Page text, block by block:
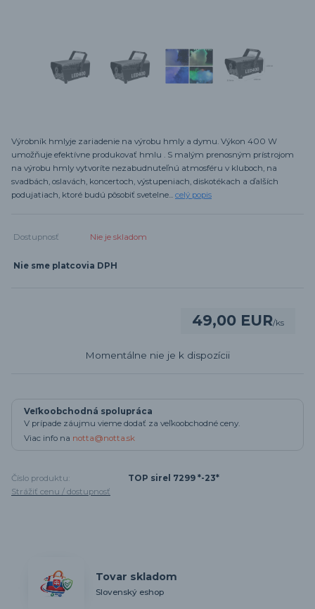
Výrobník hmlyje zariadenie na výrobu hmly a dymu. Výkon 400 W
umožňuje efektívne produkovať hmlu . S malým prenosným prístrojom
na výrobu hmly vytvoríte nezabudnuteľnú atmosféru v kluboch, na
svadbách, oslavách, koncertoch, výstupeniach, diskotékach a ďalších
podujatiach, ktoré budú pôsobiť svetelne... celý popis
Dostupnosť Nie je skladom
Nie sme platcovia DPH
49,00 EUR/ks
Momentálne nie je k dispozícii
Veľkoobchodná spolupráca
V prípade záujmu vieme dodať za veľkoobchodné ceny.
Viac info na notta@notta.sk
Číslo produktu:
TOP sirel 7299 *-23*
Strážiť cenu / dostupnosť
Tovar skladom
Slovenský eshop